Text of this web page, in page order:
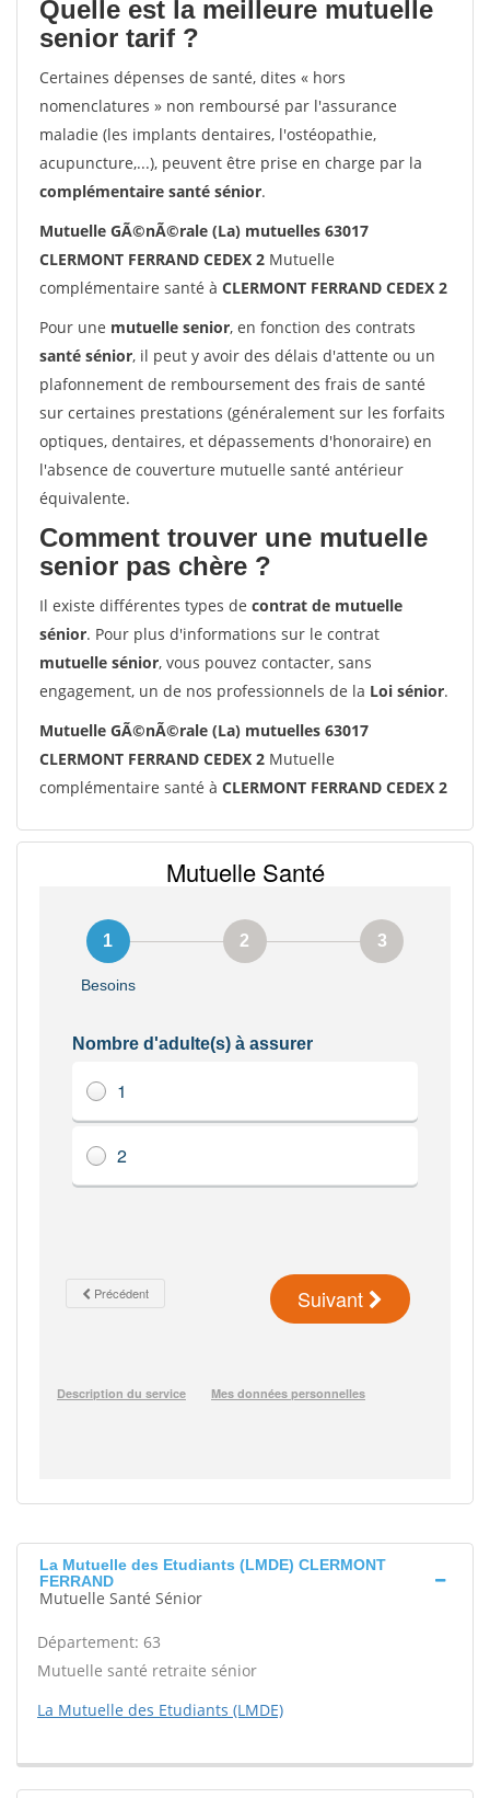
Quelle est la meilleure mutuelle
senior tarif ?
Certaines dépenses de santé, dites « hors
nomenclatures » non remboursé par l'assurance
maladie (les implants dentaires, l'ostéopathie,
acupuncture,...), peuvent être prise en charge par la
complémentaire santé sénior.
Mutuelle GÃ©nÃ©rale (La) mutuelles 63017
CLERMONT FERRAND CEDEX 2 Mutuelle
complémentaire santé à CLERMONT FERRAND CEDEX 2
Pour une mutuelle senior, en fonction des contrats
santé sénior, il peut y avoir des délais d'attente ou un
plafonnement de remboursement des frais de santé
sur certaines prestations (généralement sur les forfaits
optiques, dentaires, et dépassements d'honoraire) en
l'absence de couverture mutuelle santé antérieur
équivalente.
Comment trouver une mutuelle
senior pas chère ?
Il existe différentes types de contrat de mutuelle
sénior. Pour plus d'informations sur le contrat
mutuelle sénior, vous pouvez contacter, sans
engagement, un de nos professionnels de la Loi sénior.
Mutuelle GÃ©nÃ©rale (La) mutuelles 63017
CLERMONT FERRAND CEDEX 2 Mutuelle
complémentaire santé à CLERMONT FERRAND CEDEX 2
La Mutuelle des Etudiants (LMDE) CLERMONT
FERRAND
Mutuelle Santé Sénior
Département: 63
Mutuelle santé retraite sénior
La Mutuelle des Etudiants (LMDE)